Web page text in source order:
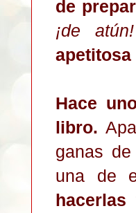
de
¡de atún!
Hace
libro.
ganas
una de